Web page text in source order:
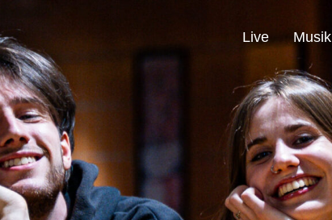
Live Musik